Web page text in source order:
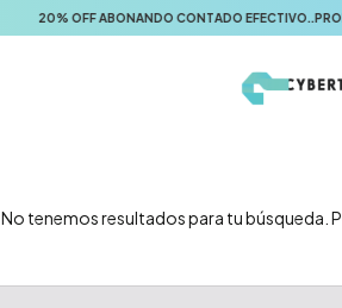
20% OFF ABONANDO CONTADO
No tenemos resultados para tu búsqueda.